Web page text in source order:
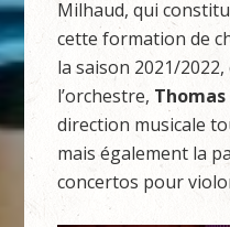
Milhaud, qui
cette formation de
la saison 2021/
l’orchestre,
direction musicale
mais également la
concertos pour